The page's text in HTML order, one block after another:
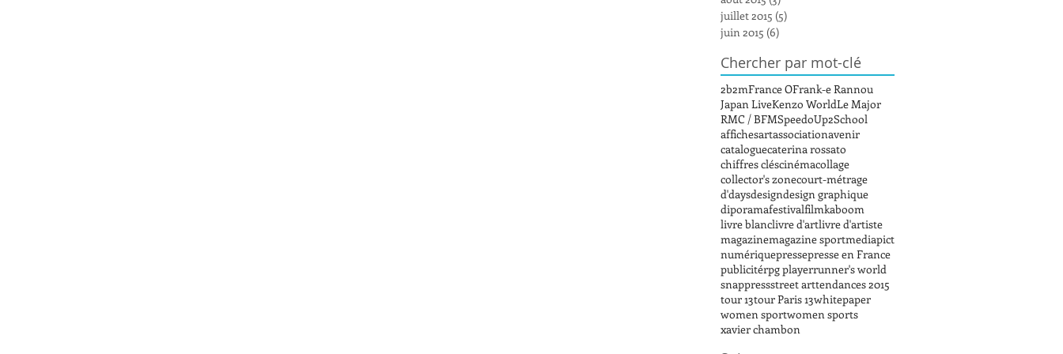
juillet 2015 (5)
juin 2015 (6)
Chercher par mot-clé
2b2mFrance OFrank-e Rannou
Japan LiveKenzo WorldLe Major
RMC / BFMSpeedoUp2School
affichesartassociationavenir
cataloguecaterina rossato
chiffres cléscinémacollage
collector's zonecourt-métrage
d'daysdesigndesign graphique
diporamafestivalfilmkaboom
livre blanclivre d'artlivre d'artiste
magazinemagazine sportmediapict
numériquepressepresse en France
publicitérpg playerrunner's world
snappressstreet arttendances 2015
tour 13tour Paris 13whitepaper
women sportwomen sports
xavier chambon